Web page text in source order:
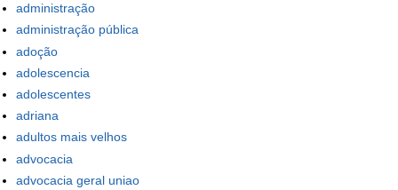
administração
administração pública
adoção
adolescencia
adolescentes
adriana
adultos mais velhos
advocacia
advocacia geral uniao